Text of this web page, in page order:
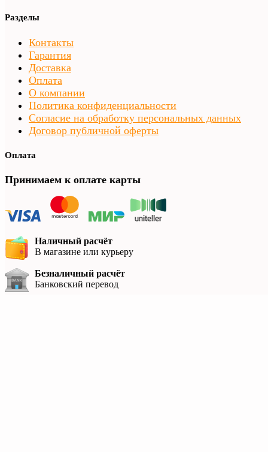
Разделы
Контакты
Гарантия
Доставка
Оплата
О компании
Политика конфиденциальности
Согласие на обработку персональных данных
Договор публичной оферты
Оплата
Принимаем к оплате карты
Наличный расчёт
В магазине или курьеру
Безналичный расчёт
Банковский перевод